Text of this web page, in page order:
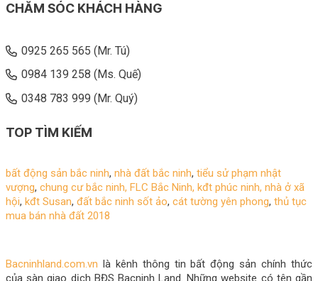
CHĂM SÓC KHÁCH HÀNG
0925 265 565 (Mr. Tú)
0984 139 258 (Ms. Quế)
0348 783 999 (Mr. Quý)
TOP TÌM KIẾM
bất động sản bắc ninh, nhà đất bắc ninh, tiểu sử phạm nhật
vượng, chung cư bắc ninh, FLC Bắc Ninh, kđt phúc ninh, nhà ở xã
hội, kđt Susan, đất bắc ninh sốt ảo, cát tường yên phong, thủ tục
mua bán nhà đất 2018
Bacninhland.com.vn là kênh thông tin bất động sản chính thức
của sàn giao dịch BĐS Bacninh Land. Những website có tên gần